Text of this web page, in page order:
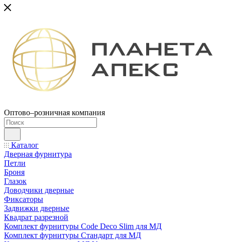
Оптово–розничная компания
Каталог
Дверная фурнитура
Петли
Броня
Глазок
Доводчики дверные
Фиксаторы
Задвижки дверные
Квадрат разрезной
Комплект фурнитуры Code Deco Slim для МД
Комплект фурнитуры Стандарт для МД